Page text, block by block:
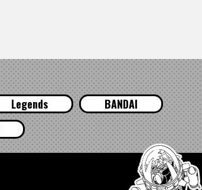
Legends
BANDAI